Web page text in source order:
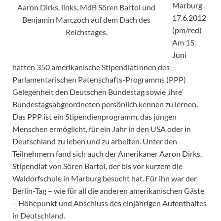
Aaron Dirks, links, MdB Sören Bartol und
Benjamin Marczoch auf dem Dach des
Reichstages.
Marburg
17.6.2012
(pm/red)
Am 15.
Juni
hatten 350 amerikanische StipendiatInnen des
Parlamentarischen Patenschafts-Programms (PPP)
Gelegenheit den Deutschen Bundestag sowie ‚ihre‘
Bundestagsabgeordneten persönlich kennen zu lernen.
Das PPP ist ein Stipendienprogramm, das jungen
Menschen ermöglicht, für ein Jahr in den USA oder in
Deutschland zu leben und zu arbeiten. Unter den
Teilnehmern fand sich auch der Amerikaner Aaron Dirks,
Stipendiat von Sören Bartol, der bis vor kurzem die
Waldorfschule in Marburg besucht hat. Für ihn war der
Berlin-Tag – wie für all die anderen amerikanischen Gäste
– Höhepunkt und Abschluss des einjährigen Aufenthaltes
in Deutschland.